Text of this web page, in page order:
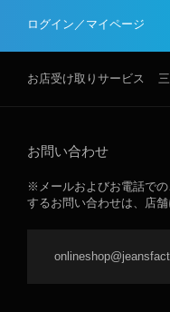
ログイン／マイページ
お店受け取りサービス
お問い合わせ
※メールおよびお電話で
するお問い合わせは、店